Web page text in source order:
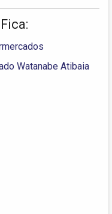
Watanabe Atibaia